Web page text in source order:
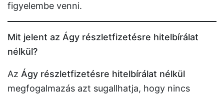
figyelembe venni.
Mit jelent az Ágy részletfizetésre hitelbírálat
nélkül?
Az Ágy részletfizetésre hitelbírálat nélkül
megfogalmazás azt sugallhatja, hogy nincs